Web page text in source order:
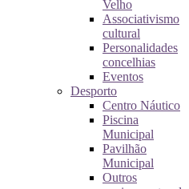
Velho
Associativismo
cultural
Personalidades
concelhias
Eventos
Desporto
Centro Náutico
Piscina
Municipal
Pavilhão
Municipal
Outros